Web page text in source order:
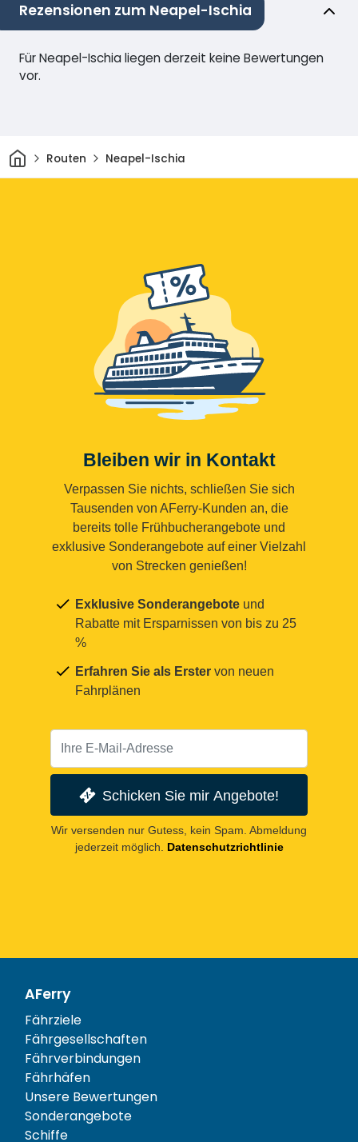
Rezensionen zum Neapel-Ischia
Für Neapel-Ischia liegen derzeit keine Bewertungen
vor.
HeimRouten Neapel-Ischia
Bleiben wir in Kontakt
Verpassen Sie nichts, schließen Sie sich
Tausenden von AFerry-Kunden an, die
bereits tolle Frühbucherangebote und
exklusive Sonderangebote auf einer Vielzahl
von Strecken genießen!
Exklusive Sonderangebote und
Rabatte mit Ersparnissen von bis zu 25
%
Erfahren Sie als Erster von neuen
Fahrplänen
Schicken Sie mir Angebote!
Wir versenden nur Gutess, kein Spam. Abmeldung
jederzeit möglich.
Datenschutzrichtlinie
AFerry
Fährziele
Fährgesellschaften
Fährverbindungen
Fährhäfen
Unsere Bewertungen
Sonderangebote
Schiffe